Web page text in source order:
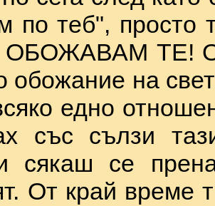
по теб", просто
ОБОЖАВАМ ТЕ!
обожание на
едно
със сълзи
сякаш се
От край време